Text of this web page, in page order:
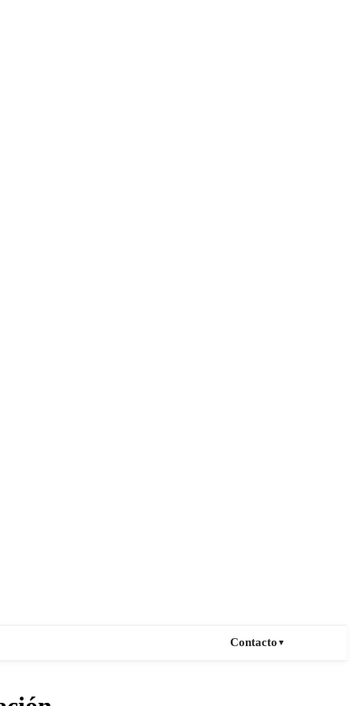
Contacto ▼